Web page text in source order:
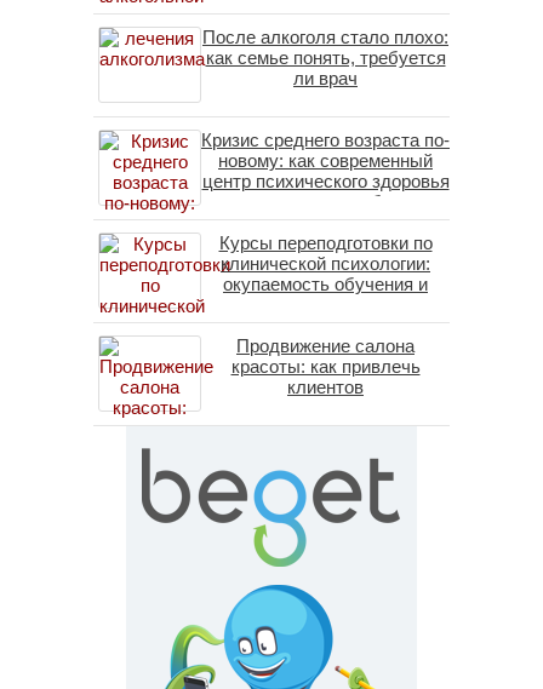
После алкоголя стало плохо:
как семье понять, требуется
ли врач
Кризис среднего возраста по-
новому: как современный
центр психического здоровья
помогает пересобрать
личность без таблеток
(методы ДПДГ и КПТ)
Курсы переподготовки по
клинической психологии:
окупаемость обучения и
специалистов в 2026 году
Продвижение салона
красоты: как привлечь
клиентов